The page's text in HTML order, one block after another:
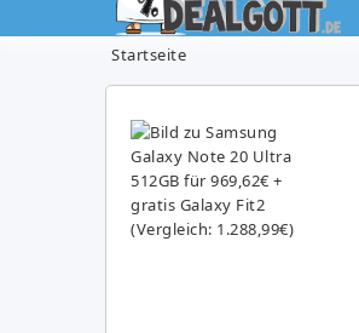
Startseite